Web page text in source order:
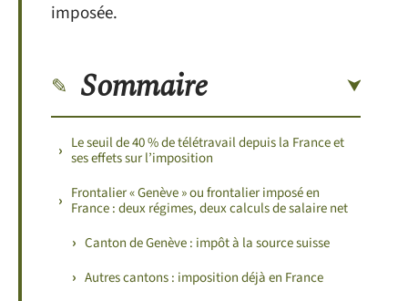
imposée.
Sommaire
Le seuil de 40 % de télétravail depuis la France et
ses effets sur l’imposition
Frontalier « Genève » ou frontalier imposé en
France : deux régimes, deux calculs de salaire net
Canton de Genève : impôt à la source suisse
Autres cantons : imposition déjà en France